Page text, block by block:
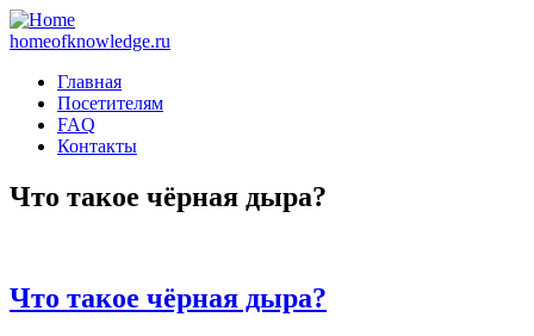
homeofknowledge.ru
Главная
Посетителям
FAQ
Контакты
Что такое чёрная дыра?
Что такое чёрная дыра?